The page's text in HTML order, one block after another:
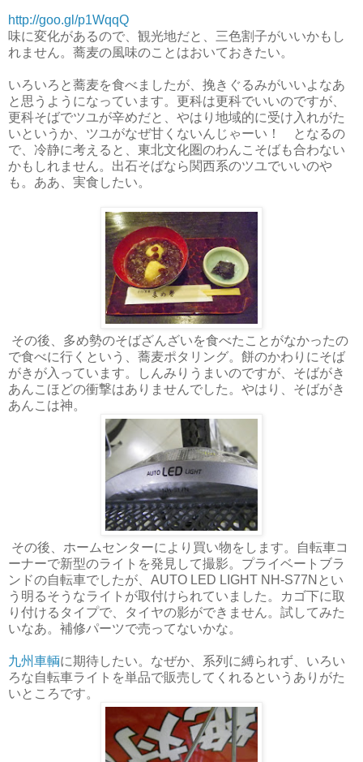
http://goo.gl/p1WqqQ
味に変化があるので、観光地だと、三色割子がいいかもし
れません。蕎麦の風味のことはおいておきたい。
いろいろと蕎麦を食べましたが、挽きぐるみがいいよなあ
と思うようになっています。更科は更科でいいのですが、
更科そばでツユが辛めだと、やはり地域的に受け入れがた
いというか、ツユがなぜ甘くないんじゃーい！ となるの
で、冷静に考えると、東北文化圏のわんこそばも合わない
かもしれません。出石そばなら関西系のツユでいいのや
も。ああ、実食したい。
その後、多め勢のそばざんざいを食べたことがなかったの
で食べに行くという、蕎麦ポタリング。餅のかわりにそば
がきが入っています。しんみりうまいのですが、そばがき
あんこほどの衝撃はありませんでした。やはり、そばがき
あんこは神。
その後、ホームセンターにより買い物をします。自転車コ
ーナーで新型のライトを発見して撮影。プライベートブラ
ンドの自転車でしたが、AUTO LED LIGHT NH-S77Nとい
う明るそうなライトが取付けられていました。カゴ下に取
り付けるタイプで、タイヤの影ができません。試してみた
いなあ。補修パーツで売ってないかな。
九州車輌に期待したい。なぜか、系列に縛られず、いろい
ろな自転車ライトを単品で販売してくれるというありがた
いところです。